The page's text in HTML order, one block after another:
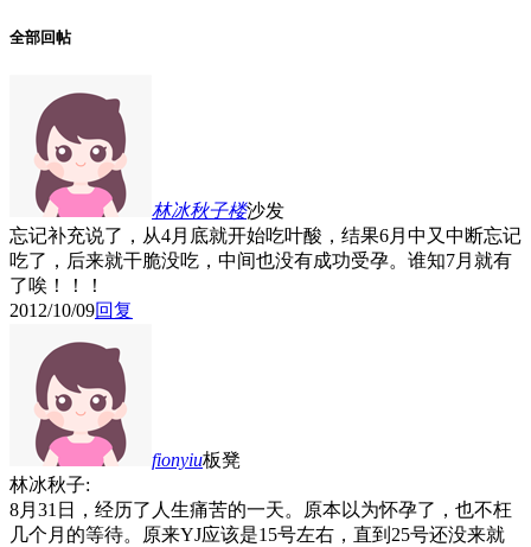
全部回帖
林冰秋子楼沙发
忘记补充说了，从4月底就开始吃叶酸，结果6月中又中断忘记
吃了，后来就干脆没吃，中间也没有成功受孕。谁知7月就有
了唉！！！
2012/10/09回复
fionyiu板凳
林冰秋子:
8月31日，经历了人生痛苦的一天。原本以为怀孕了，也不枉
几个月的等待。原来YJ应该是15号左右，直到25号还没来就